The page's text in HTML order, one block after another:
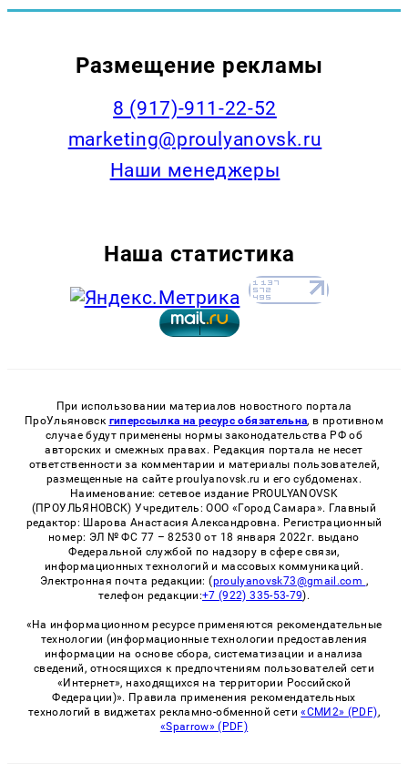
Размещение рекламы
8 (917)-911-22-52
marketing@proulyanovsk.ru
Наши менеджеры
Наша статистика
При использовании материалов новостного портала
ПроУльяновск гиперссылка на ресурс обязательна, в противном
случае будут применены нормы законодательства РФ об
авторских и смежных правах. Редакция портала не несет
ответственности за комментарии и материалы пользователей,
размещенные на сайте proulyanovsk.ru и его субдоменах.
Наименование: сетевое издание PROULYANOVSK
(ПРОУЛЬЯНОВСК) Учредитель: ООО «Город Самара». Главный
редактор: Шарова Анастасия Александровна. Регистрационный
номер: ЭЛ № ФС 77 – 82530 от 18 января 2022г. выдано
Федеральной службой по надзору в сфере связи,
информационных технологий и массовых коммуникаций.
Электронная почта редакции: (proulyanovsk73@gmail.com ,
телефон редакции:+7 (922) 335-53-79).
«На информационном ресурсе применяются рекомендательные
технологии (информационные технологии предоставления
информации на основе сбора, систематизации и анализа
сведений, относящихся к предпочтениям пользователей сети
«Интернет», находящихся на территории Российской
Федерации)». Правила применения рекомендательных
технологий в виджетах рекламно-обменной сети«СМИ2» (PDF),
«Sparrow» (PDF)